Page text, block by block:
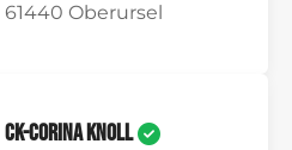
61440 Oberursel
CK-Corina Knoll